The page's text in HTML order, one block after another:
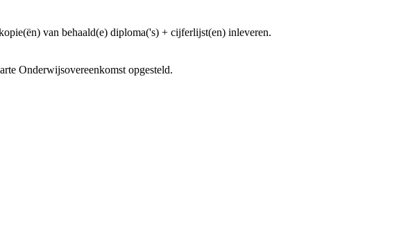
van behaald(e) diploma('s) + cijferlijst(en) inleveren.
Onderwijsovereenkomst opgesteld.